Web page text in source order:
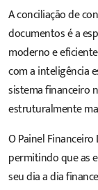
A conciliação de
documentos é a
moderno e
com a inteligência
sistema financeiro
estruturalmente
O Painel
permitindo que as
seu dia a dia